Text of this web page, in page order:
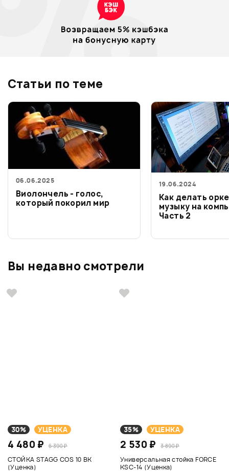
Статьи по теме
06.06.2025
Виолончель - голос,
который покорил мир
19.06.2024
Как делать
музыку на
Часть 2
Вы недавно смотрели
30% УЦЕНКА
4 480 ₽ 6 390 ₽
СТОЙКА STAGG COS 10 BK
(Уценка)
35% УЦЕНКА
2 530 ₽ 3 890 ₽
Универсальная стойка FORCE
KSC-14 (Уценка)